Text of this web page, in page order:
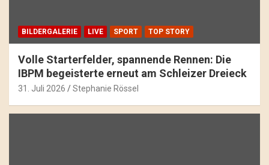
BILDERGALERIE LIVE SPORT TOP STORY
Volle Starterfelder, spannende Rennen: Die
IBPM begeisterte erneut am Schleizer Dreieck
31. Juli 2026 Stephanie Rössel